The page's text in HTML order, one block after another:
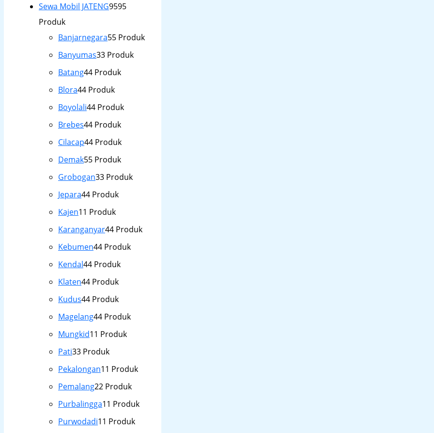
Sewa Mobil JATENG9595
Produk
Banjarnegara55 Produk
Banyumas33 Produk
Batang44 Produk
Blora44 Produk
Boyolali44 Produk
Brebes44 Produk
Cilacap44 Produk
Demak55 Produk
Grobogan33 Produk
Jepara44 Produk
Kajen11 Produk
Karanganyar44 Produk
Kebumen44 Produk
Kendal44 Produk
Klaten44 Produk
Kudus44 Produk
Magelang44 Produk
Mungkid11 Produk
Pati33 Produk
Pekalongan11 Produk
Pemalang22 Produk
Purbalingga11 Produk
Purwodadi11 Produk